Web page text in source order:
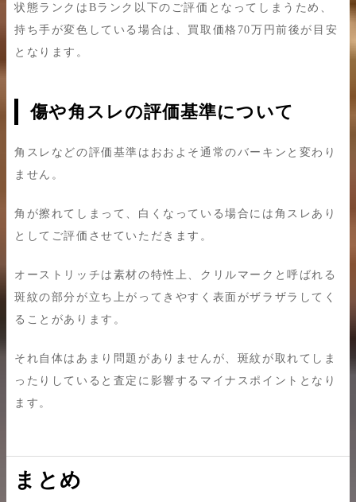
状態ランクはBランク以下のご評価となってしまうため、
持ち手が変色している場合は、買取価格70万円前後が目安
となります。
傷や角スレの評価基準について
角スレなどの評価基準はおおよそ通常のバーキンと変わり
ません。
角が擦れてしまって、白くなっている場合には角スレあり
としてご評価させていただきます。
オーストリッチは素材の特性上、クリルマークと呼ばれる
斑紋の部分が立ち上がってきやすく表面がザラザラしてく
ることがあります。
それ自体はあまり問題がありませんが、斑紋が取れてしま
ったりしていると査定に影響するマイナスポイントとなり
ます。
まとめ